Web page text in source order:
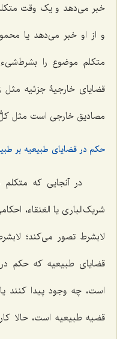
خبر می‌دهد و یک وقت متکلم
و از او خبر می‌دهد یا
متکلم موضوع را
قضایای خارجیۀ جزئیه مثل
مصادیق خارجی است مثل
حکم در قضایای طبیعیه بر
در آنجایی که
شریک‌الباری یا العَنقاء،
لابشرط تصور می‌کند؛
قضایای طبیعیه که حکم
است، چه وجود پیدا کنند یا
قضیه طبیعیه است، حالا